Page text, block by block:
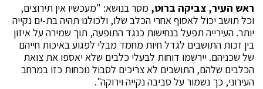
ראש העיר, צביקה ברוט, מסר בנושא: "מעכשיו אין תירוצים,
וכל תושב יכול לאסוף אחרי הכלב שלו, ולכולנו תהיה בת-ים נקייה
יותר. העירייה תפעל בנחישות כנגד התופעה, תוך שמירה על איזון
בין זכות התושבים לגדל חיות מחמד מבלי לפגוע באיכות חייהם
של שכניהם. יירשמו דוחות לבעלי כלבים שלא יאספו את צואת
הכלבים שלהם, התושבים לא צריכים לסבול נוכחות כזו במרחב
העירוני, כך נשמור על סביבה נקייה וירוקה".